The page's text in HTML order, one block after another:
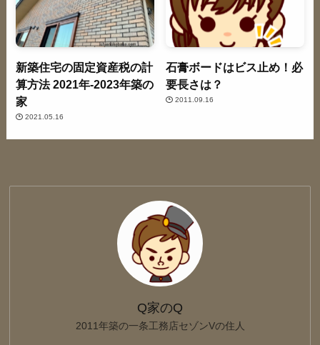
新築住宅の固定資産税の計
算方法 2021年-2023年築の
家
2021.05.16
石膏ボードはビス止め！必
要長さは？
2011.09.16
Q家のQ
2011年築の一条工務店セゾンVの住人